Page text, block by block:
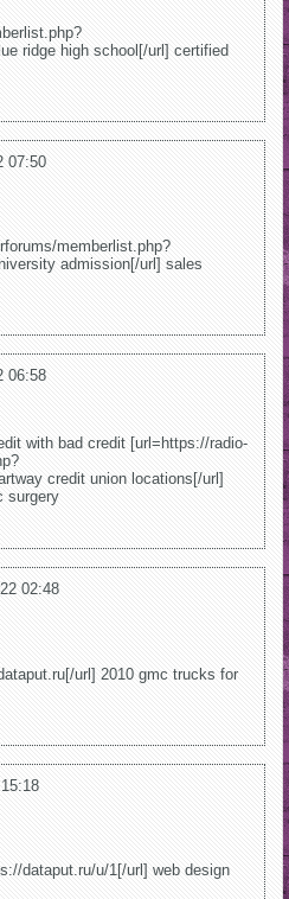
ridge high school[/url] certified
07:50
memberlist.php?
admission[/url] sales
06:58
with bad credit [url=https://radio-
credit union locations[/url]
surgery
02:48
url] 2010 gmc trucks for
dataput.ru/u/1[/url] web design